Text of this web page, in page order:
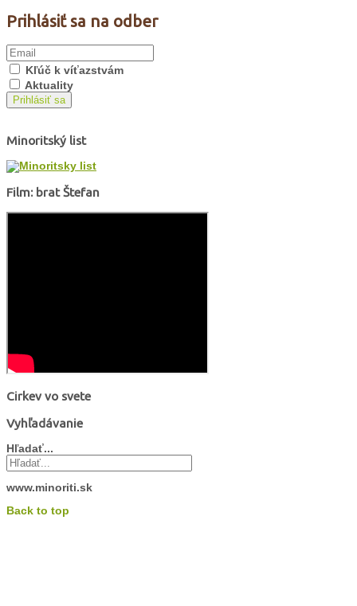
Prihlásiť sa na odber
Kľúč k víťazstvám
Aktuality
Prihlásiť sa
Minoritský list
Film: brat Štefan
Cirkev vo svete
Vyhľadávanie
Hľadať...
www.minoriti.sk
Back to top